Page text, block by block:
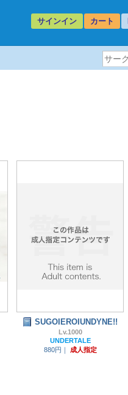
サインイン カート
SUGOIEROIUNDYNE!!
Lv.1000
UNDERTALE
880円｜
成人指定